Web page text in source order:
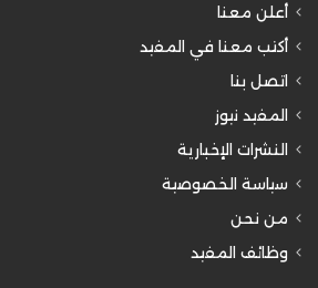
أعلن معنا
أكتب معنا في المفيد
اتصل بنا
المفيد نيوز
النشرات الإخبارية
سياسة الخصوصية
من نحن
وظائف المفيد